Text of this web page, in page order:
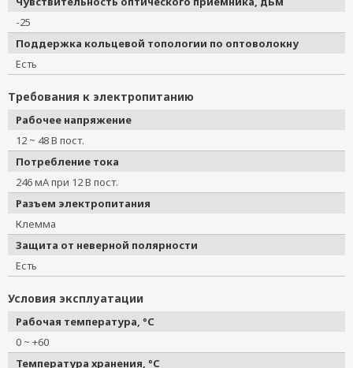
-25
Поддержка кольцевой топологии по оптоволокну
Есть
Требования к электропитанию
Рабочее напряжение
12 ~ 48 В пост.
Потребление тока
246 мА при 12 В пост.
Разъем электропитания
Клемма
Защита от неверной полярности
Есть
Условия эксплуатации
Рабочая температура, °C
0 ~ +60
Температура хранения, °C